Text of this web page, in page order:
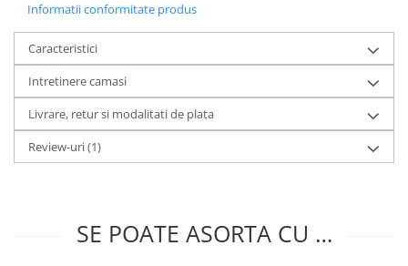
Informatii conformitate produs
Caracteristici
Intretinere camasi
Livrare, retur si modalitati de plata
Review-uri(1)
SE POATE ASORTA CU …